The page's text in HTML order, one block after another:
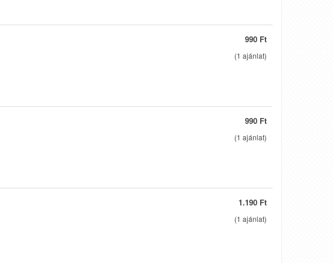
990 Ft
(1 ajánlat)
990 Ft
(1 ajánlat)
1.190 Ft
(1 ajánlat)